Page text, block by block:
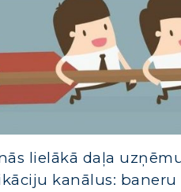
lielākā daļa
kanālus: baneru